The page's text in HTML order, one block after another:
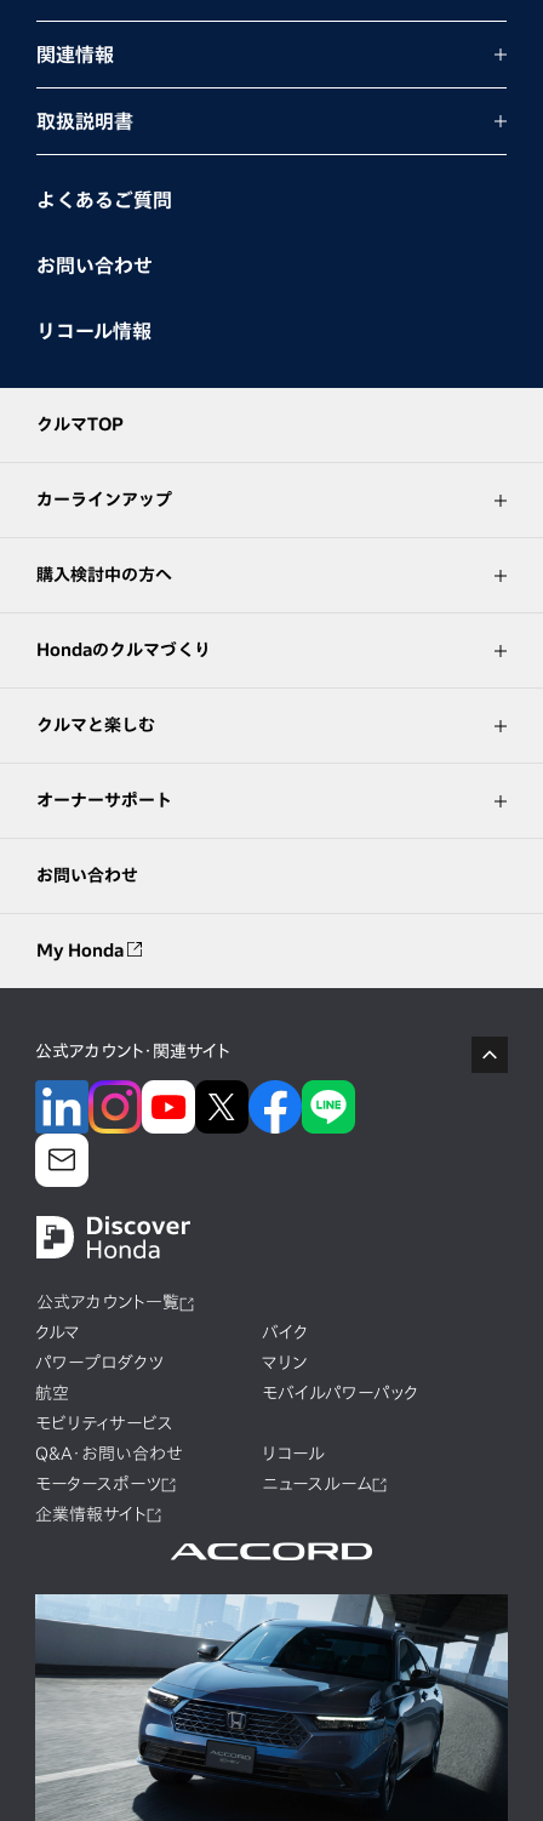
関連情報
取扱説明書
よくあるご質問
お問い合わせ
リコール情報
クルマTOP
カーラインアップ
購入検討中の方へ
Hondaのクルマづくり
クルマと楽しむ
オーナーサポート
お問い合わせ
My Honda
公式アカウント・関連サイト
公式アカウント一覧
クルマ
バイク
パワープロダクツ
マリン
航空
モバイルパワーパック
モビリティサービス
Q&A・お問い合わせ
リコール
モータースポーツ
ニュースルーム
企業情報サイト